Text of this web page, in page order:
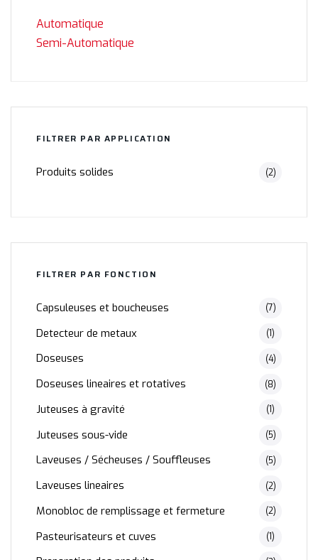
Automatique
Semi-Automatique
FILTRER PAR APPLICATION
Produits solides (2)
FILTRER PAR FONCTION
Capsuleuses et boucheuses (7)
Detecteur de metaux (1)
Doseuses (4)
Doseuses lineaires et rotatives (8)
Juteuses à gravité (1)
Juteuses sous-vide (5)
Laveuses / Sécheuses / Souffleuses (5)
Laveuses lineaires (2)
Monobloc de remplissage et fermeture (2)
Pasteurisateurs et cuves (1)